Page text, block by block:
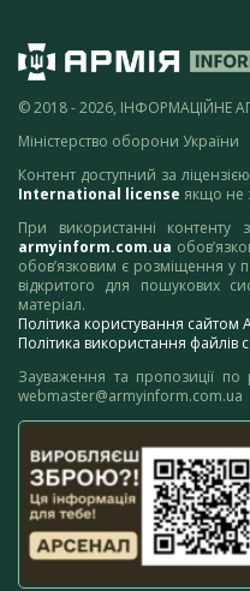
© 2018 - 2026, ІНФОРМАЦІЙНЕ
Міністерство оборони України
Контент доступний за ліцензією
International license якщо не
При використанні
armyinform.com.ua
обов’язковим є розміщення у
відкритого для пошукових
матеріал.
Політика користування сайтом
Політика використання файлів
Зауваження та пропозиції по
webmaster@armyinform.com.ua